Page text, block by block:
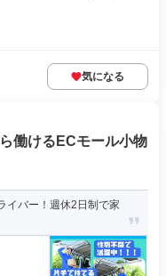
気になる
働けるECモール小物
イバー！週休2日制で家